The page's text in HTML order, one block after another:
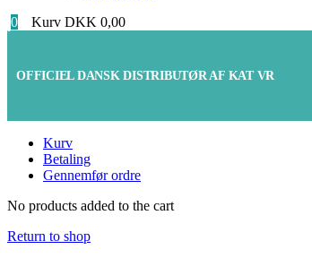
0
Kurv DKK 0,00
OFFICIEL DANSK DISTRIBUTØR AF KAT VR
Kurv
Betaling
Gennemfør ordre
No products added to the cart
Return to shop